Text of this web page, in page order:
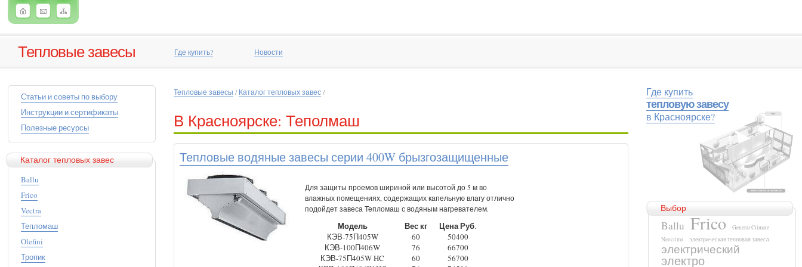
Тепловые завесы Где купить? Новости
Статьи и советы по выбору
Инструкции и сертификаты
Полезные ресурсы
Каталог тепловых завес
Ballu
Frico
Vectra
Тепломаш
Olefini
Тропик
Тепловые завесы /Каталог тепловых завес/
В Красноярске: Теполмаш
Тепловые водяные завесы серии 400W брызгозащищенные
Для защиты проемов шириной или высотой до 5 м во
влажных помещениях, содержащих капельную влагу отлично
подойдет завеса Тепломаш с водяным нагревателем.
Модель Вес кг Цена Руб.
КЭВ-75П405W
60
50400
КЭВ-100П406W
76
66700
КЭВ-75П405W HC
60
56700
Где купить
тепловую завесу
в Красноярске?
Выбор
Ballu Frico
General Climate
Neoclima
электрическая тепловая завеса
электрический
электро